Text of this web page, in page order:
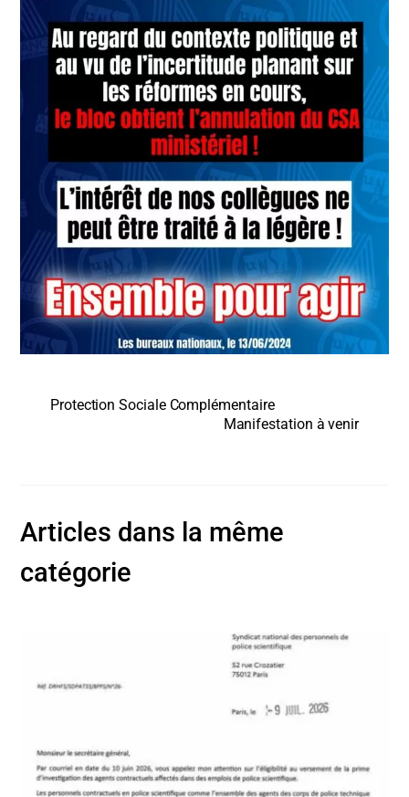
Protection Sociale Complémentaire
Manifestation à venir
Articles dans la même
catégorie